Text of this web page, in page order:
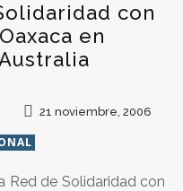
con
en
21 noviembre, 2006
Red de Solidaridad con